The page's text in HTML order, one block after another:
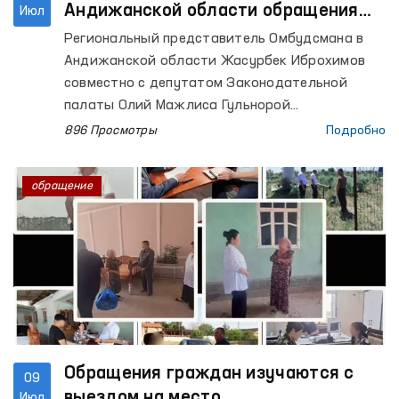
Июл
Андижанской области обращения
граждан изучены на уровне местных
сообществ
Региональный представитель Омбудсмана в
Андижанской области Жасурбек Иброхимов
совместно с депутатом Законодательной
палаты Олий Мажлиса Гульнорой
Абдувохидовой организовал выездной приём в
с целью изучения обращений граждан на
месте.
896 Просмотры Подробно
09
Обращения граждан изучаются с
обращение